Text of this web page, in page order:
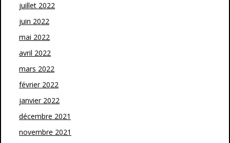
juillet 2022
juin 2022
mai 2022
avril 2022
mars 2022
février 2022
janvier 2022
décembre 2021
novembre 2021